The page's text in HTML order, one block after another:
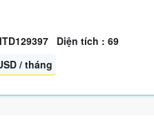
Diện tích : 69
/ tháng